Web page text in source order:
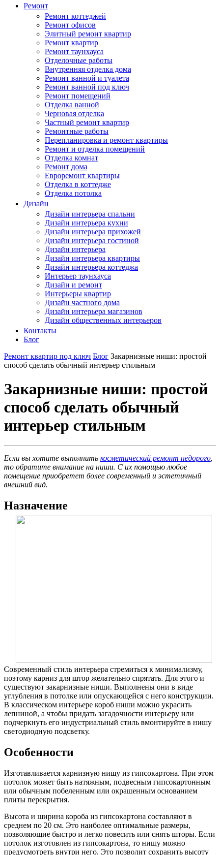
Ремонт
Ремонт коттеджей
Ремонт офисов
Элитный ремонт квартир
Ремонт квартир
Ремонт таунхауса
Отделочные работы
Внутренняя отделка дома
Ремонт ванной и туалета
Ремонт ванной под ключ
Ремонт помещений
Отделка ванной
Черновая отделка
Частный ремонт квартир
Ремонтные работы
Перепланировка и ремонт квартиры
Ремонт и отделка помещений
Отделка комнат
Ремонт дома
Евроремонт квартиры
Отделка в коттедже
Отделка потолка
Дизайн
Дизайн интерьера спальни
Дизайн интерьера кухни
Дизайн интерьера прихожей
Дизайн интерьера гостиной
Дизайн интерьера
Дизайн интерьера квартиры
Дизайн интерьера коттеджа
Интерьер таунхауса
Дизайн и ремонт
Интерьеры квартир
Дизайн частного дома
Дизайн интерьера магазинов
Дизайн общественных интерьеров
Контакты
Блог
Ремонт квартир под ключ Блог Закарнизные ниши: простой
способ сделать обычный интерьер стильным
Закарнизные ниши: простой
способ сделать обычный
интерьер стильным
Если вы хотите выполнить косметический ремонт недорого,
то обратите внимание на ниши. С их помощью любое
помещение приобретет более современный и эстетичный
внешний вид.
Назначение
Современный стиль интерьера стремиться к минимализму,
поэтому карниз для штор желательно спрятать. Для этого и
существуют закарнизные ниши. Выполнены они в виде
углубления в потолке или опускающейся с него конструкции.
В классическом интерьере короб ниши можно украсить
лепниной, а чтобы придать загадочности интерьеру или
подчеркнуть его индустриальный стиль вмонтируйте в нишу
светодиодную подсветку.
Особенности
Изготавливается карнизную нишу из гипсокартона. При этом
потолок может быть натяжным, подвесным гипсокартонным
или обычным побеленным или окрашенным основанием
плиты перекрытия.
Высота и ширина короба из гипсокартона составляют в
среднем по 20 см. Это наиболее оптимальные размеры,
позволяющие быстро и легко повесить или снять шторы. Если
потолок изготовлен из гипсокартона, то нишу можно
предусмотреть внутри него. Это позволит сохранить высоту